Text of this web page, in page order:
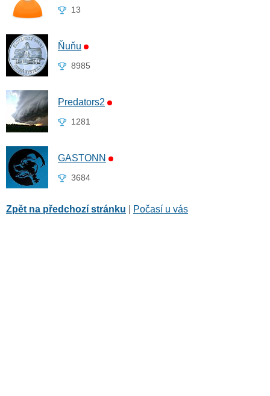
13
Ňuňu
8985
Predators2
1281
GASTONN
3684
Zpět na předchozí stránku Počasí u vás